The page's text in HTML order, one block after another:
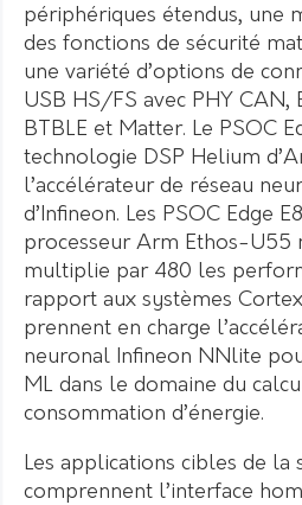
périphériques étendus, une
des fonctions de sécurité
une variété d’options de
USB HS/FS avec PHY
BTBLE et Matter. Le PSOC
technologie DSP Helium
l’accélérateur de réseau
d’Infineon. Les PSOC Edge
processeur Arm Ethos-U55
multiplie par 480 les
rapport aux systèmes
prennent en charge
neuronal Infineon NNlite
ML dans le domaine du
consommation d’énergie.
Les applications cibles de la
comprennent l’interface